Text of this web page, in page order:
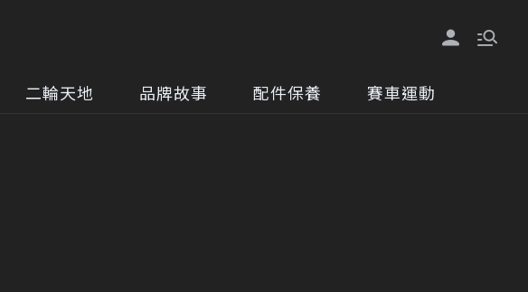
二輪天地 品牌故事 配件保養 賽車運動